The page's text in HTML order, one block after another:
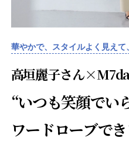
華やかで、スタイルよく見えて
高垣麗子さん
“いつも笑顔でい
ワードローブで